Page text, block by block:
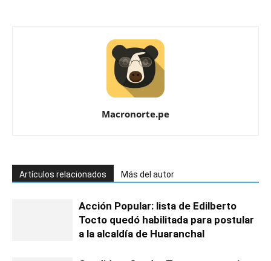
Macronorte.pe
Artículos relacionados Más del autor
Acción Popular: lista de Edilberto
Tocto quedó habilitada para postular
a la alcaldía de Huaranchal